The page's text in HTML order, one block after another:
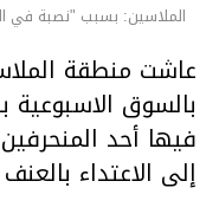
الملاسين: بسبب "نصبة
عاشت منطقة
بالسوق الاسبوعية
فيها أحد
إلى الاعتداء